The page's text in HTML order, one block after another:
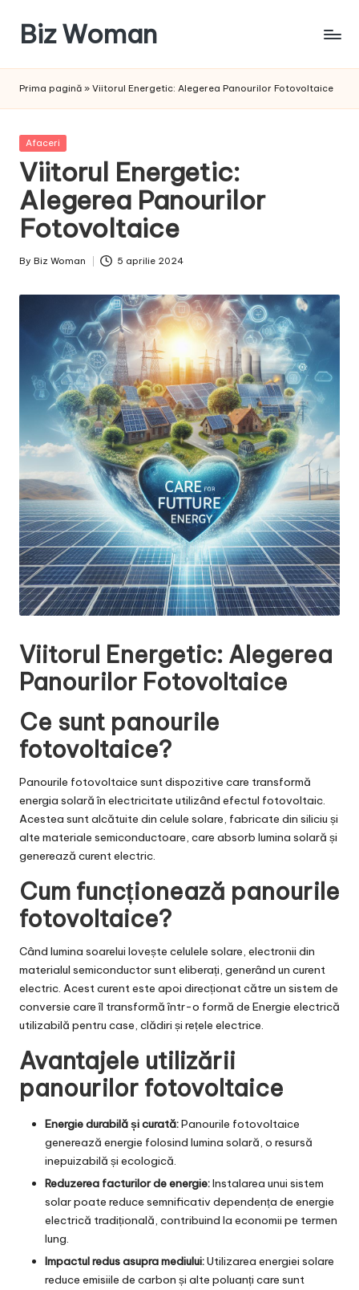
content
Biz Woman
succesul
Prima pagină » Viitorul Energetic: Alegerea Panourilor Fotovoltaice
Posted
Afaceri
Viitorul Energetic:
Alegerea Panourilor
Fotovoltaice
Posted
By Biz Woman 5 aprilie 2024
Viitorul Energetic: Alegerea
Panourilor Fotovoltaice
Ce sunt panourile
fotovoltaice?
Panourile fotovoltaice sunt dispozitive care transformă
energia solarăîn electricitate utilizând efectul fotovoltaic.
Acestea sunt alcătuite din celule solare, fabricate din siliciu și
alte materiale semiconductoare, care absorb lumina solară și
generează curent electric.
Cum funcționează panourile
fotovoltaice?
Când lumina soarelui lovește celulele solare, electronii din
materialul semiconductor sunt eliberați, generând un curent
electric. Acest curent este apoi direcționat către un sistem de
conversie care îl transformă într-o formă de Energie electrică
utilizabilă pentru case, clădiri și rețele electrice.
Avantajele utilizării
panourilor fotovoltaice
Energie durabilă și curată:Panourile fotovoltaice
generează energie folosind lumina solară, o resursă
inepuizabilă și ecologică.
Reduzerea facturilor de energie:Instalarea unui sistem
solar poate reduce semnificativ dependența de energie
electrică tradițională, contribuind la economii pe termen
lung.
Impactul redus asupra mediului:Utilizarea energiei solare
reduce emisiile de carbon și alte poluanți care sunt